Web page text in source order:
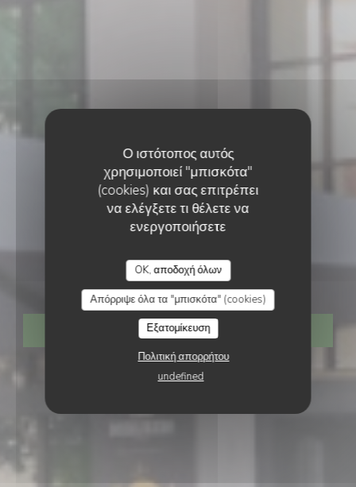
Ο ιστότοπος αυτός
χρησιμοποιεί "μπισκότα"
(cookies) και σας επιτρέπει
να ελέγξετε τι θέλετε να
ενεργοποιήσετε
OK, αποδοχή όλων
Απόρριψε όλα τα "μπισκότα" (cookies)
Εξατομίκευση
Πολιτική απορρήτου
undefined
The dubliners
ΚΆΝΤΕ ΚΡΆΤΗΣΗ ΤΡΑΠΕΖΙΟΎ